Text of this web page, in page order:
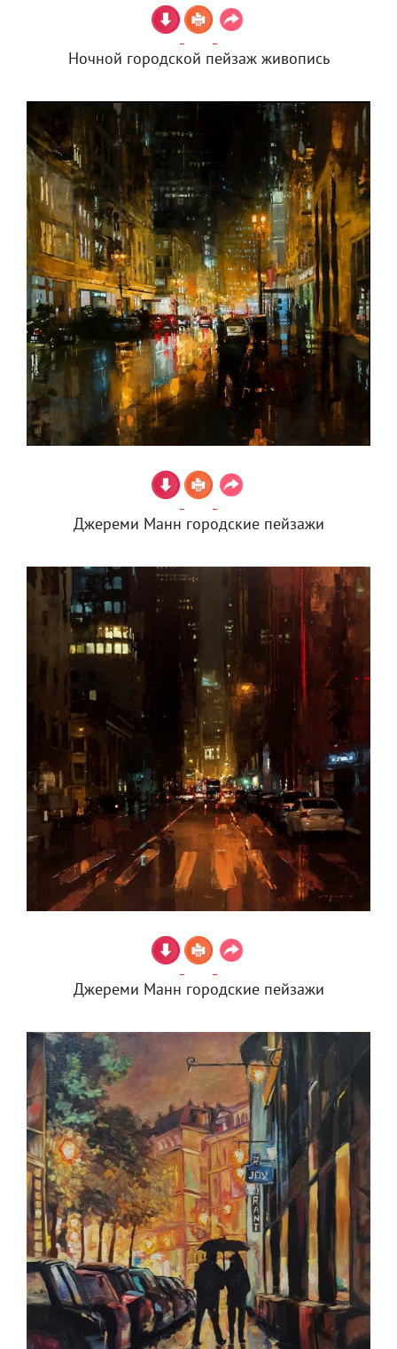
Ночной городской пейзаж живопись
Джереми Манн городские пейзажи
Джереми Манн городские пейзажи